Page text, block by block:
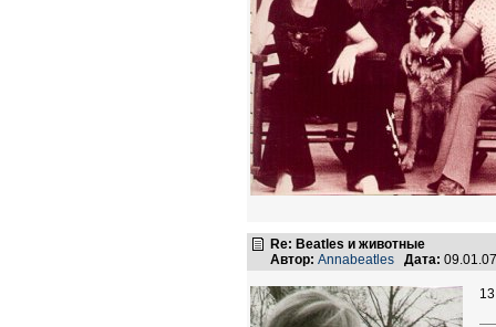
Re: Beatles и животные
Автор: Annabeatles Дата:
13